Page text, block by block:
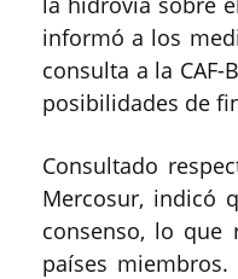
informó a los
consulta a la
posibilidades de
Consultado
Mercosur, indicó
consenso, lo que
países